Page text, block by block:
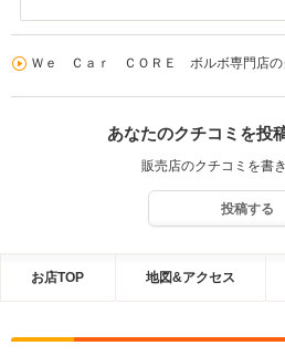
Ｗｅ Ｃａｒ ＣＯＲＥ ボルボ専門店の
あなたのクチコミを投
販売店のクチコミを書
投稿する
お店TOP 地図&アクセス